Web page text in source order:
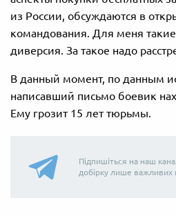
из России, обсуждаются в
командования. Для меня
диверсия. За такое надо
В данный момент, по данным
написавший письмо боевик
Ему грозит 15 лет тюрьмы.
Підпишіться на наш
добірку лише важливих